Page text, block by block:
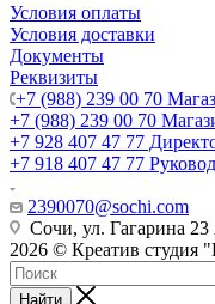
Условия оплаты
Условия доставки
Документы
Реквизиты
+7 (988) 239 00 70
+7 (988) 239 00 70
+7 928 407 47 77
+7 918 407 47 77
2390070@sochi.com
Сочи, ул. Гагарина 23
2026 © Креатив
Найти